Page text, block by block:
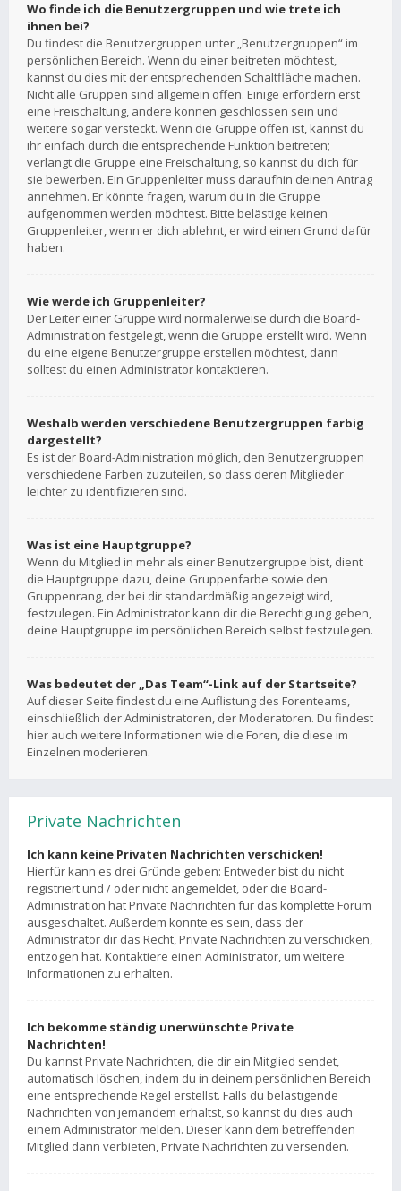
Wo finde ich die Benutzergruppen und wie trete ich
ihnen bei?
Du findest die Benutzergruppen unter „Benutzergruppen“ im
persönlichen Bereich. Wenn du einer beitreten möchtest,
kannst du dies mit der entsprechenden Schaltfläche machen.
Nicht alle Gruppen sind allgemein offen. Einige erfordern erst
eine Freischaltung, andere können geschlossen sein und
weitere sogar versteckt. Wenn die Gruppe offen ist, kannst du
ihr einfach durch die entsprechende Funktion beitreten;
verlangt die Gruppe eine Freischaltung, so kannst du dich für
sie bewerben. Ein Gruppenleiter muss daraufhin deinen Antrag
annehmen. Er könnte fragen, warum du in die Gruppe
aufgenommen werden möchtest. Bitte belästige keinen
Gruppenleiter, wenn er dich ablehnt, er wird einen Grund dafür
haben.
Wie werde ich Gruppenleiter?
Der Leiter einer Gruppe wird normalerweise durch die Board-
Administration festgelegt, wenn die Gruppe erstellt wird. Wenn
du eine eigene Benutzergruppe erstellen möchtest, dann
solltest du einen Administrator kontaktieren.
Weshalb werden verschiedene Benutzergruppen farbig
dargestellt?
Es ist der Board-Administration möglich, den Benutzergruppen
verschiedene Farben zuzuteilen, so dass deren Mitglieder
leichter zu identifizieren sind.
Was ist eine Hauptgruppe?
Wenn du Mitglied in mehr als einer Benutzergruppe bist, dient
die Hauptgruppe dazu, deine Gruppenfarbe sowie den
Gruppenrang, der bei dir standardmäßig angezeigt wird,
festzulegen. Ein Administrator kann dir die Berechtigung geben,
deine Hauptgruppe im persönlichen Bereich selbst festzulegen.
Was bedeutet der „Das Team“-Link auf der Startseite?
Auf dieser Seite findest du eine Auflistung des Forenteams,
einschließlich der Administratoren, der Moderatoren. Du findest
hier auch weitere Informationen wie die Foren, die diese im
Einzelnen moderieren.
Private Nachrichten
Ich kann keine Privaten Nachrichten verschicken!
Hierfür kann es drei Gründe geben: Entweder bist du nicht
registriert und / oder nicht angemeldet, oder die Board-
Administration hat Private Nachrichten für das komplette Forum
ausgeschaltet. Außerdem könnte es sein, dass der
Administrator dir das Recht, Private Nachrichten zu verschicken,
entzogen hat. Kontaktiere einen Administrator, um weitere
Informationen zu erhalten.
Ich bekomme ständig unerwünschte Private
Nachrichten!
Du kannst Private Nachrichten, die dir ein Mitglied sendet,
automatisch löschen, indem du in deinem persönlichen Bereich
eine entsprechende Regel erstellst. Falls du belästigende
Nachrichten von jemandem erhältst, so kannst du dies auch
einem Administrator melden. Dieser kann dem betreffenden
Mitglied dann verbieten, Private Nachrichten zu versenden.